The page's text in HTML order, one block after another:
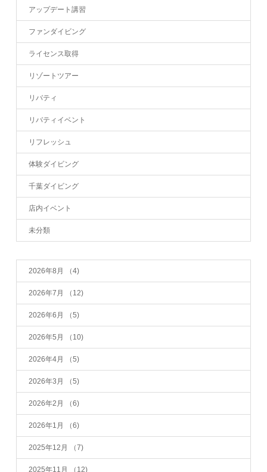
アップデート講習
ファンダイビング
ライセンス取得
リゾートツアー
リバティ
リバティイベント
リフレッシュ
体験ダイビング
千葉ダイビング
店内イベント
未分類
2026年8月 （4)
2026年7月 （12)
2026年6月 （5)
2026年5月 （10)
2026年4月 （5)
2026年3月 （5)
2026年2月 （6)
2026年1月 （6)
2025年12月 （7)
2025年11月 （12)